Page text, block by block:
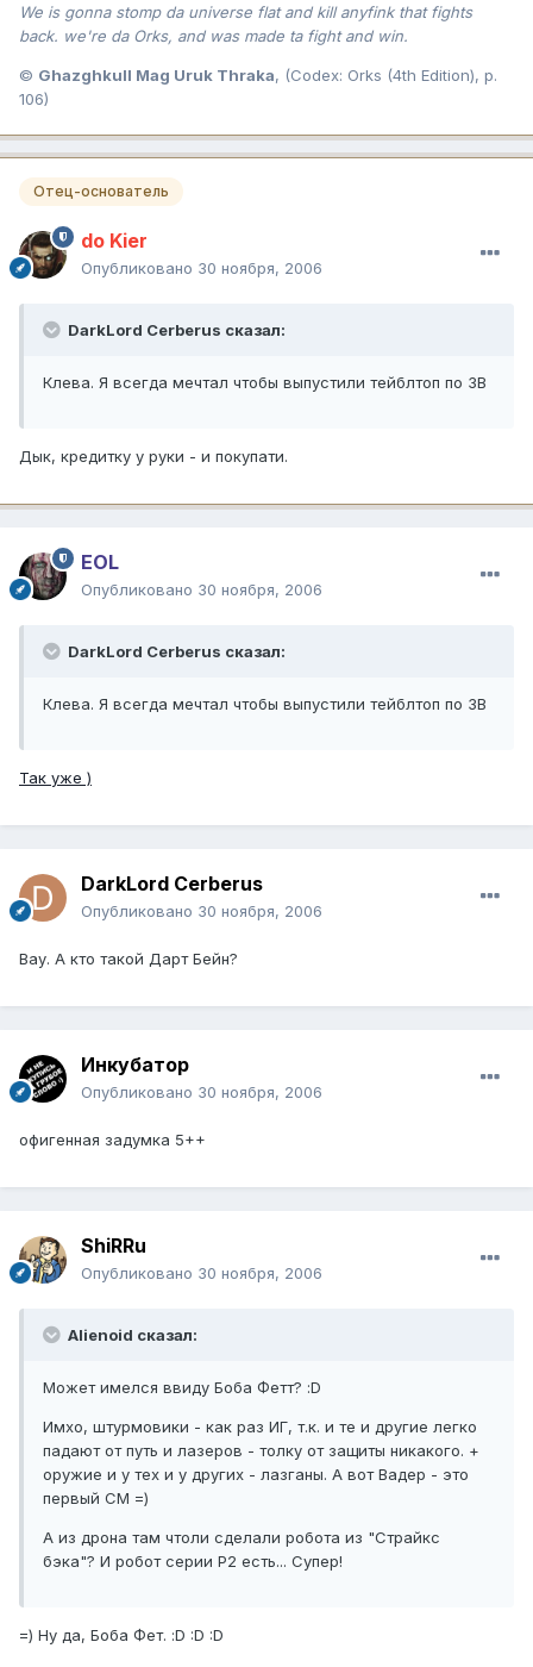
We is gonna stomp da universe flat and kill anyfink that fights
back. we're da Orks, and was made ta fight and win.
© Ghazghkull Mag Uruk Thraka, (Codex: Orks (4th Edition), p.
106)
Отец-основатель
do Kier
Опубликовано 30 ноября, 2006
DarkLord Cerberus сказал:
Клева. Я всегда мечтал чтобы выпустили тейблтоп по ЗВ
Дык, кредитку у руки - и покупати.
EOL
Опубликовано 30 ноября, 2006
DarkLord Cerberus сказал:
Клева. Я всегда мечтал чтобы выпустили тейблтоп по ЗВ
Так уже )
DarkLord Cerberus
Опубликовано 30 ноября, 2006
Вау. А кто такой Дарт Бейн?
Инкубатор
Опубликовано 30 ноября, 2006
офигенная задумка 5++
ShiRRu
Опубликовано 30 ноября, 2006
Alienoid сказал:
Может имелся ввиду Боба Фетт? :D
Имхо, штурмовики - как раз ИГ, т.к. и те и другие легко
падают от путь и лазеров - толку от защиты никакого. +
оружие и у тех и у других - лазганы. А вот Вадер - это
первый СМ =)
А из дрона там чтоли сделали робота из "Страйкс
бэка"? И робот серии Р2 есть... Супер!
=) Ну да, Боба Фет. :D :D :D